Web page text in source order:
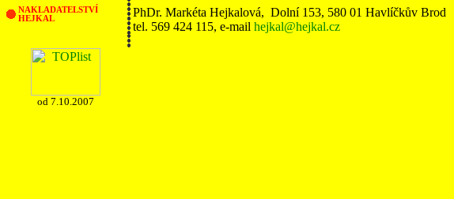
NAKLADATELSTVÍ
HEJKAL
PhDr. Markéta Hejkalová, Dolní 153, 580 01 Havlíčkův Brod
tel. 569 424 115, e-mail hejkal@hejkal.cz
od 7.10.2007